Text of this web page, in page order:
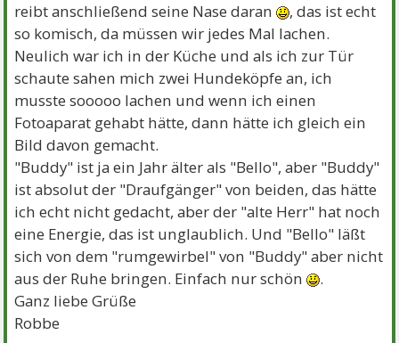
reibt anschließend seine Nase daran
, das ist echt
so komisch, da müssen wir jedes Mal lachen.
Neulich war ich in der Küche und als ich zur Tür
schaute sahen mich zwei Hundeköpfe an, ich
musste sooooo lachen und wenn ich einen
Fotoaparat gehabt hätte, dann hätte ich gleich ein
Bild davon gemacht.
"Buddy" ist ja ein Jahr älter als "Bello", aber "Buddy"
ist absolut der "Draufgänger" von beiden, das hätte
ich echt nicht gedacht, aber der "alte Herr" hat noch
eine Energie, das ist unglaublich. Und "Bello" läßt
sich von dem "rumgewirbel" von "Buddy" aber nicht
aus der Ruhe bringen. Einfach nur schön
.
Ganz liebe Grüße
Robbe